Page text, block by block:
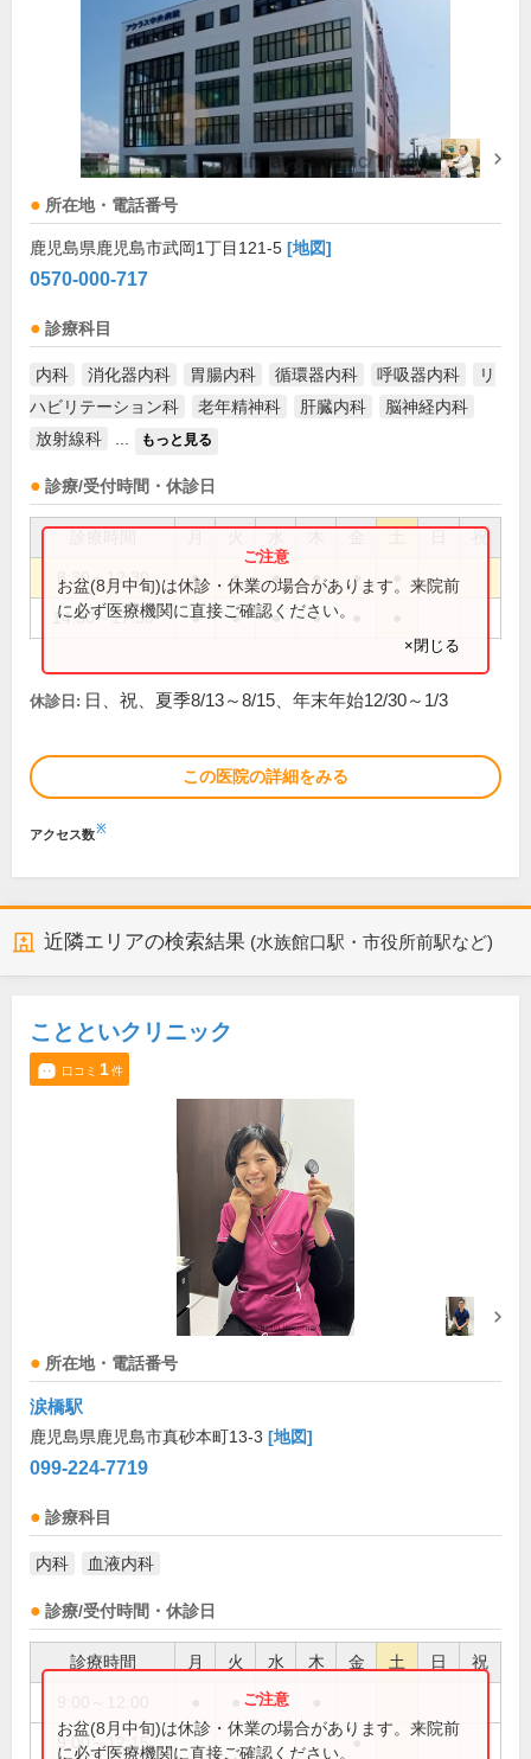
所在地・電話番号
鹿児島県鹿児島市武岡1丁目121-5 [地図]
0570-000-717
診療科目
内科 消化器内科 胃腸内科 循環器内科 呼吸器内科
リ
ハビリテーション科
老年精神科 肝臓内科
脳神経内科
放射線科
もっと見る
診療/受付時間・休診日
祝
8:30～12:30 ● ● ● ● ●
14:30～17:30 ● ● ● ●
お盆(8月中旬)は休診・休業の場合があります。来院前
に必ず医療機関に直接ご確認ください。
×閉じる
休診日: 日、祝、夏季8/13～8/15、年末年始12/30～1/3
この医院の詳細をみる
アクセス数※
近隣エリアの検索結果 (水族館口駅・市役所前駅など)
ことといクリニック
口コミ 1件
所在地・電話番号
涙橋駅
鹿児島県鹿児島市真砂本町13-3 [地図]
099-224-7719
診療科目
内科 血液内科
診療/受付時間・休診日
診療時間 月 火 水 木 金 土 日 祝
●
9:00～12:15 ●
お盆(8月中旬)は休診・休業の場合があります。来院前
に必ず医療機関に直接ご確認ください。